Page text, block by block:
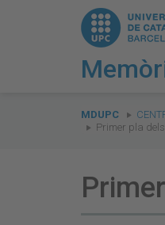
are
here:
MDUPC
Primer pla